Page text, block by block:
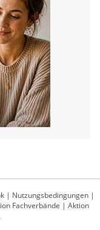
| Nutzungsbedingungen |
Fachverbände | Aktion